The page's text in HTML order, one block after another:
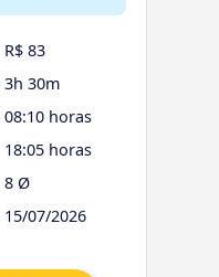
R$ 83
3h 30m
08:10 horas
18:05 horas
8 Ø
15/07/2026